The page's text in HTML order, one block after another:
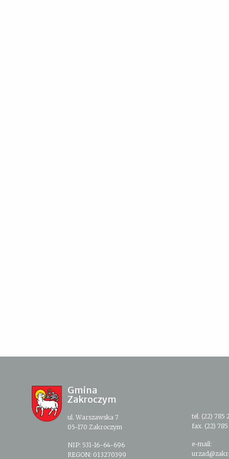
Gmina
Zakroczym
ul. Warszawska 7
05-170 Zakroczym
NIP: 531-16-64-696
REGON: 013270399
tel. (22) 785
fax. (22)
e-mail: